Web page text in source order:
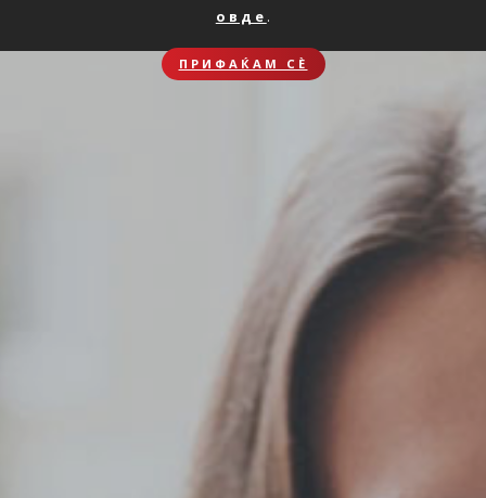
овде .
ПРИФАЌАМ СЀ